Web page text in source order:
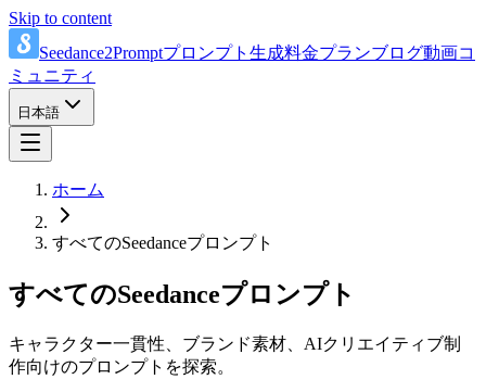
Skip to content
Seedance2Promptプロンプト 生成料金プランブログ動画コ
ミュニティ
日本語
ホーム
すべてのSeedanceプロンプト
すべてのSeedanceプロンプト
キャラクター一貫性、ブランド素材、AIクリエイティブ制
作向けのプロンプトを探索。